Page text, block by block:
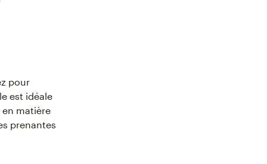
pour
est idéale
matière
prenantes